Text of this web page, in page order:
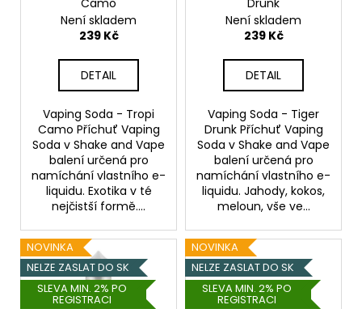
Není skladem
239 Kč
DETAIL
Vaping Soda - Tropi
Camo Příchuť Vaping
Soda v Shake and Vape
balení určená pro
namíchání vlastního e-
liquidu. Exotika v té
nejčistší formě....
Není skladem
239 Kč
DETAIL
Vaping Soda - Tiger
Drunk Příchuť Vaping
Soda v Shake and Vape
balení určená pro
namíchání vlastního e-
liquidu. Jahody, kokos,
meloun, vše ve...
NOVINKA
NELZE ZASLAT DO SK
SLEVA MIN. 2% PO
REGISTRACI
NOVINKA
NELZE ZASLAT DO SK
SLEVA MIN. 2% PO
REGISTRACI